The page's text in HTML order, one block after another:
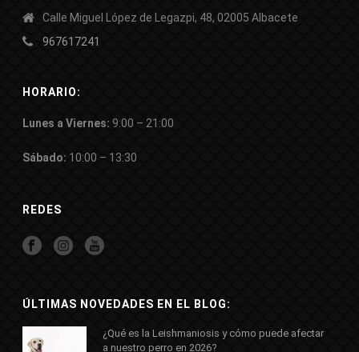
Calle Miguel López de Legazpi, 48, 02005 Albacete
967617241
HORARIO:
Lunes a Viernes:9:00 – 21:00
Sábado: 10:00 – 13:30
REDES
ÚLTIMAS NOVEDADES EN EL BLOG:
¿Qué es la Leishmaniosis y cómo puede afectar
a nuestro perro en 2026?